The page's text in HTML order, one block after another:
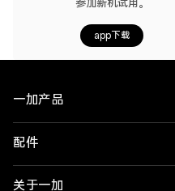
参加新机试用。
app下载
一加产品
一加 Turbo 6X Pro
一加 Turbo 6X
配件
一加平板 3 Pro
关于一加